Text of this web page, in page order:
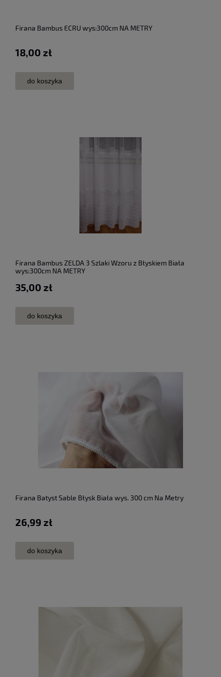
Firana Bambus ECRU wys:300cm NA METRY
18,00 zł
do koszyka
Firana Bambus ZELDA 3 Szlaki Wzoru z Błyskiem Biała
wys:300cm NA METRY
35,00 zł
do koszyka
Firana Batyst Sable Błysk Biała wys. 300 cm Na Metry
26,99 zł
do koszyka